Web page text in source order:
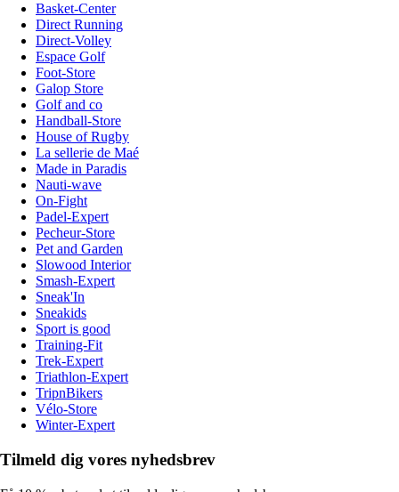
Basket-Center
Direct Running
Direct-Volley
Espace Golf
Foot-Store
Galop Store
Golf and co
Handball-Store
House of Rugby
La sellerie de Maé
Made in Paradis
Nauti-wave
On-Fight
Padel-Expert
Pecheur-Store
Pet and Garden
Slowood Interior
Smash-Expert
Sneak'In
Sneakids
Sport is good
Training-Fit
Trek-Expert
Triathlon-Expert
TripnBikers
Vélo-Store
Winter-Expert
Tilmeld dig vores nyhedsbrev